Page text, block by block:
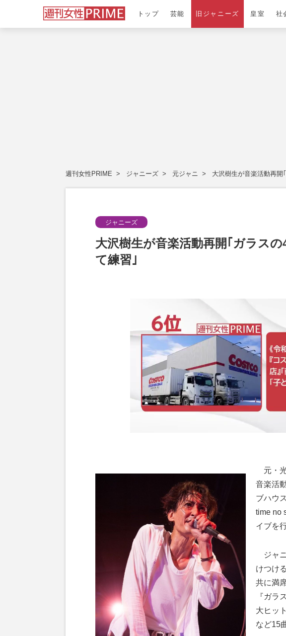
トップ 芸能 旧ジャニーズ 皇室 社
週刊女性PRIME ジャニーズ 元ジャニ 大沢樹生が音楽活動再開
ジャニーズ
大沢樹生が音楽活動再開｢ガラス
て練習｣
元・
音楽活
ブハウ
time no
イブを
ジャ
けつけ
共に満
『ガラ
大ヒッ
など15